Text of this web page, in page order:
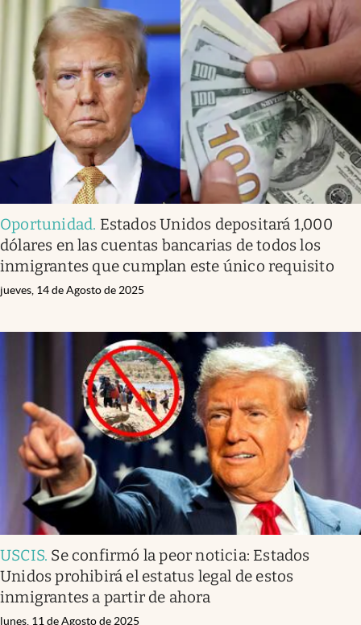
Oportunidad. Estados Unidos depositará 1,000
dólares en las cuentas bancarias de todos los
inmigrantes que cumplan este único requisito
jueves, 14 de Agosto de 2025
USCIS. Se confirmó la peor noticia: Estados
Unidos prohibirá el estatus legal de estos
inmigrantes a partir de ahora
lunes, 11 de Agosto de 2025